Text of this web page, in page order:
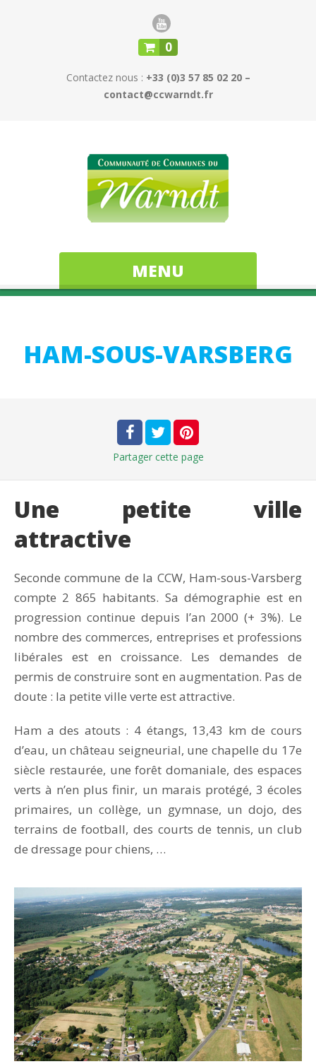
0
Contactez nous : +33 (0)3 57 85 02 20 –
contact@ccwarndt.fr
MENU
HAM-SOUS-VARSBERG
Partager cette page
Une petite ville
attractive
Seconde commune de la CCW, Ham-sous-Varsberg
compte 2 865 habitants. Sa démographie est en
progression continue depuis l’an 2000 (+ 3%). Le
nombre des commerces, entreprises et professions
libérales est en croissance. Les demandes de
permis de construire sont en augmentation. Pas de
doute : la petite ville verte est attractive.
Ham a des atouts : 4 étangs, 13,43 km de cours
d’eau, un château seigneurial, une chapelle du 17e
siècle restaurée, une forêt domaniale, des espaces
verts à n’en plus finir, un marais protégé, 3 écoles
primaires, un collège, un gymnase, un dojo, des
terrains de football, des courts de tennis, un club
de dressage pour chiens, …